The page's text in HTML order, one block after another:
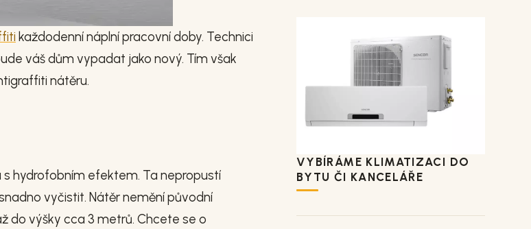
každodenní náplní pracovní doby. Technici
váš dům vypadat jako nový. Tím však
nátěru.
hydrofobním efektem. Ta nepropustí
vyčistit. Nátěr nemění původní
do výšky cca 3 metrů. Chcete se o
VYBÍRÁME KLIMATIZACI DO
BYTU ČI KANCELÁŘE